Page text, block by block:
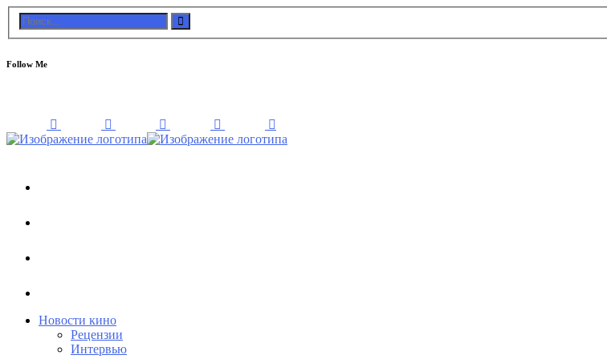
Follow Me
Новости кино
Рецензии
Интервью